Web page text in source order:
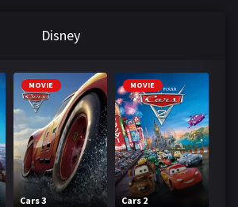
Disney
MOVIE
Cars 3
MOVIE
Cars 2